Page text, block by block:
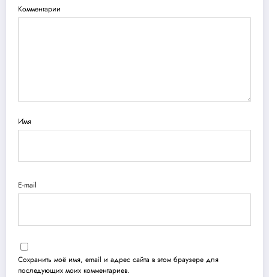
Комментарии
Имя
E-mail
Сохранить моё имя, email и адрес сайта в этом браузере для
последующих моих комментариев.